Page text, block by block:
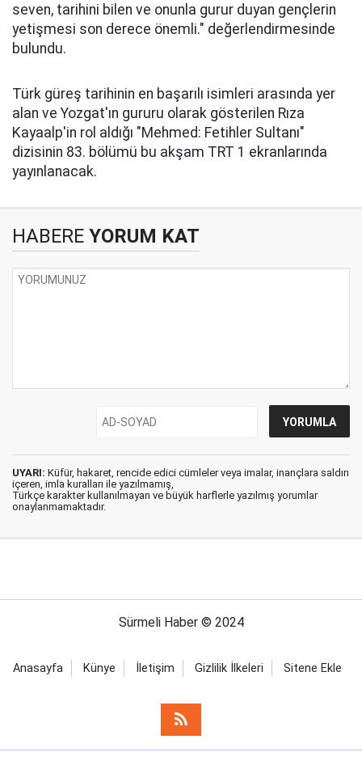
seven, tarihini bilen ve onunla gurur duyan gençlerin
yetişmesi son derece önemli." değerlendirmesinde
bulundu.
Türk güreş tarihinin en başarılı isimleri arasında yer
alan ve Yozgat'ın gururu olarak gösterilen Rıza
Kayaalp'in rol aldığı "Mehmed: Fetihler Sultanı"
dizisinin 83. bölümü bu akşam TRT 1 ekranlarında
yayınlanacak.
HABERE YORUM KAT
UYARI: Küfür, hakaret, rencide edici cümleler veya imalar, inançlara saldırı
içeren, imla kuralları ile yazılmamış,
Türkçe karakter kullanılmayan ve büyük harflerle yazılmış yorumlar
onaylanmamaktadır.
Sürmeli Haber © 2024
Anasayfa Künye İletişim Gizlilik İlkeleri Sitene Ekle